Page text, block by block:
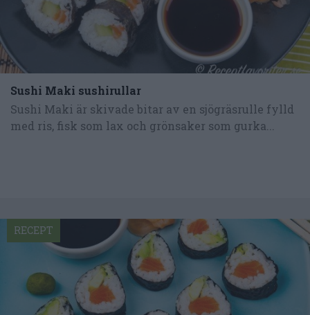
Sushi Maki sushirullar
Sushi Maki är skivade bitar av en sjögräsrulle fylld
med ris, fisk som lax och grönsaker som gurka...
RECEPT